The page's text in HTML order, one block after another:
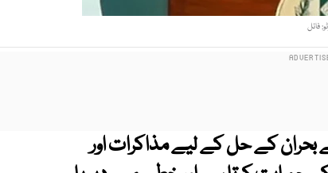
فائل
کے حل کے لیے مذاکرات اور